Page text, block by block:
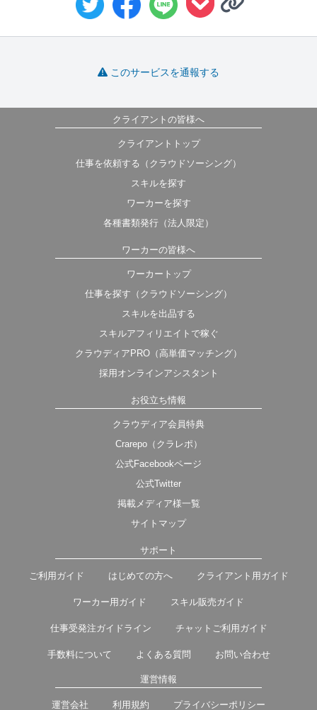
このサービスを通報する
クライアントの皆様へ
クライアントトップ
仕事を依頼する（クラウドソーシング）
スキルを探す
ワーカーを探す
各種書類発行（法人限定）
ワーカーの皆様へ
ワーカートップ
仕事を探す（クラウドソーシング）
スキルを出品する
スキルアフィリエイトで稼ぐ
クラウディアPRO（高単価マッチング）
採用オンラインアシスタント
お役立ち情報
クラウディア会員特典
Crarepo（クラレポ）
公式Facebookページ
公式Twitter
掲載メディア様一覧
サイトマップ
サポート
ご利用ガイド はじめての方へ クライアント用ガイド
ワーカー用ガイド スキル販売ガイド
仕事受発注ガイドライン チャットご利用ガイド
手数料について よくある質問 お問い合わせ
運営情報
運営会社 利用規約 プライバシーポリシー